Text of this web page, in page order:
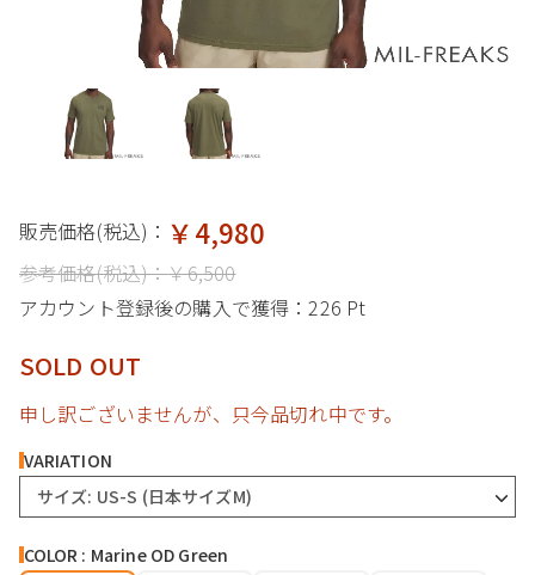
販売価格(税込)： ￥4,980
参考価格(税込)：￥6,500
アカウント登録後の購入で獲得：226 Pt
SOLD OUT
申し訳ございませんが、只今品切れ中です。
VARIATION
サイズ: US-S (日本サイズM)
COLOR : Marine OD Green